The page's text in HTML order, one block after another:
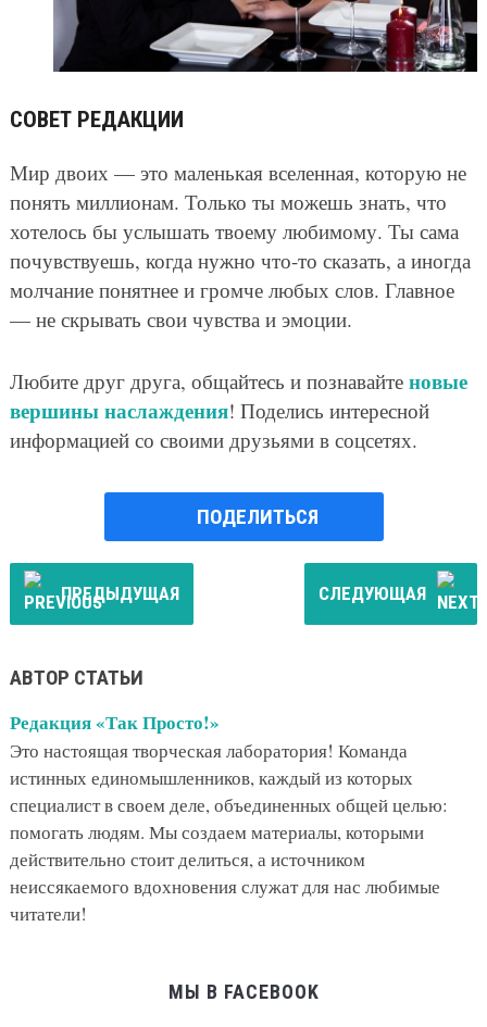
СОВЕТ РЕДАКЦИИ
Мир двоих — это маленькая вселенная, которую не
понять миллионам. Только ты можешь знать, что
хотелось бы услышать твоему любимому. Ты сама
почувствуешь, когда нужно что-то сказать, а иногда
молчание понятнее и громче любых слов. Главное
— не скрывать свои чувства и эмоции.
Любите друг друга, общайтесь и познавайте новые
вершины наслаждения! Поделись интересной
информацией со своими друзьями в соцсетях.
ПОДЕЛИТЬСЯ
ПРЕДЫДУЩАЯ СЛЕДУЮЩАЯ
АВТОР СТАТЬИ
Редакция «Так Просто!»
Это настоящая творческая лаборатория! Команда
истинных единомышленников, каждый из которых
специалист в своем деле, объединенных общей целью:
помогать людям. Мы создаем материалы, которыми
действительно стоит делиться, а источником
неиссякаемого вдохновения служат для нас любимые
читатели!
МЫ В FACEBOOK